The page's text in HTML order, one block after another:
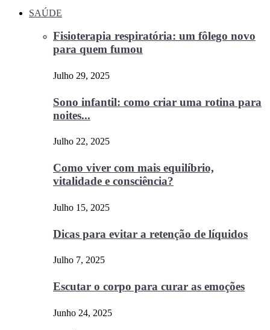
SAÚDE
Fisioterapia respiratória: um fôlego novo
para quem fumou
Julho 29, 2025
Sono infantil: como criar uma rotina para
noites...
Julho 22, 2025
Como viver com mais equilíbrio,
vitalidade e consciência?
Julho 15, 2025
Dicas para evitar a retenção de líquidos
Julho 7, 2025
Escutar o corpo para curar as emoções
Junho 24, 2025